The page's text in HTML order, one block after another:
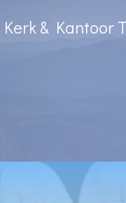
Kerk & Kantoor